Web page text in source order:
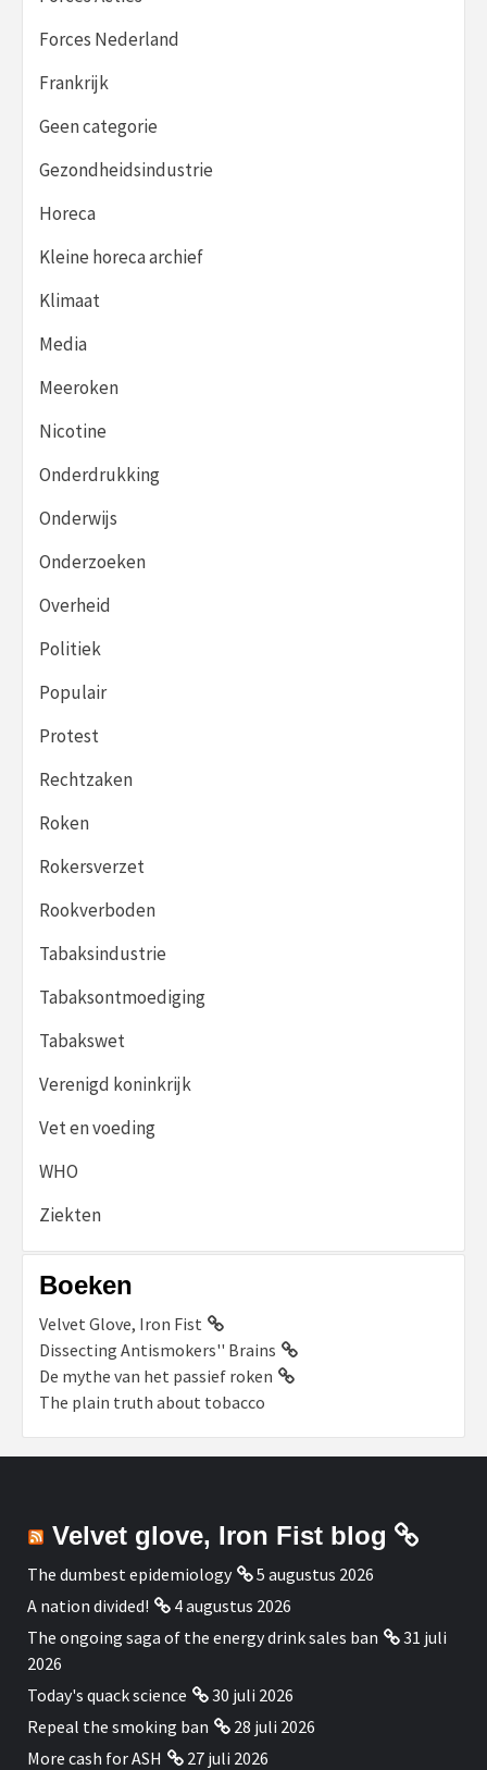
Forces Nederland
Frankrijk
Geen categorie
Gezondheidsindustrie
Horeca
Kleine horeca archief
Klimaat
Media
Meeroken
Nicotine
Onderdrukking
Onderwijs
Onderzoeken
Overheid
Politiek
Populair
Protest
Rechtzaken
Roken
Rokersverzet
Rookverboden
Tabaksindustrie
Tabaksontmoediging
Tabakswet
Verenigd koninkrijk
Vet en voeding
WHO
Ziekten
Boeken
Velvet Glove, Iron Fist
Dissecting Antismokers'' Brains
De mythe van het passief roken
The plain truth about tobacco
Velvet glove, Iron Fist blog
The dumbest epidemiology
5 augustus 2026
A nation divided!
4 augustus 2026
The ongoing saga of the energy drink sales ban
31 juli
2026
Today's quack science
30 juli 2026
Repeal the smoking ban
28 juli 2026
More cash for ASH
27 juli 2026